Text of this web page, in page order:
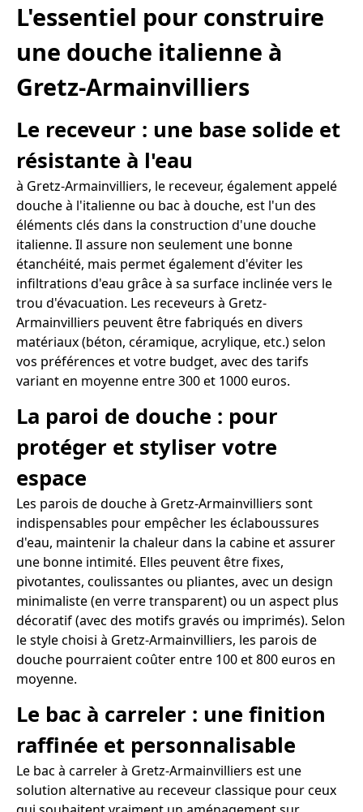
L'essentiel pour construire
une douche italienne à
Gretz-Armainvilliers
Le receveur : une base solide et
résistante à l'eau
à Gretz-Armainvilliers, le receveur, également appelé
douche à l'italienne ou bac à douche, est l'un des
éléments clés dans la construction d'une douche
italienne. Il assure non seulement une bonne
étanchéité, mais permet également d'éviter les
infiltrations d'eau grâce à sa surface inclinée vers le
trou d'évacuation. Les receveurs à Gretz-
Armainvilliers peuvent être fabriqués en divers
matériaux (béton, céramique, acrylique, etc.) selon
vos préférences et votre budget, avec des tarifs
variant en moyenne entre 300 et 1000 euros.
La paroi de douche : pour
protéger et styliser votre
espace
Les parois de douche à Gretz-Armainvilliers sont
indispensables pour empêcher les éclaboussures
d'eau, maintenir la chaleur dans la cabine et assurer
une bonne intimité. Elles peuvent être fixes,
pivotantes, coulissantes ou pliantes, avec un design
minimaliste (en verre transparent) ou un aspect plus
décoratif (avec des motifs gravés ou imprimés). Selon
le style choisi à Gretz-Armainvilliers, les parois de
douche pourraient coûter entre 100 et 800 euros en
moyenne.
Le bac à carreler : une finition
raffinée et personnalisable
Le bac à carreler à Gretz-Armainvilliers est une
solution alternative au receveur classique pour ceux